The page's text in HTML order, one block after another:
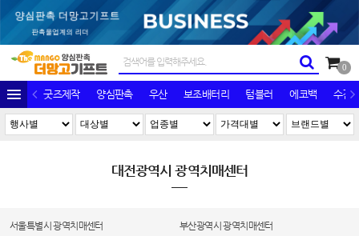
0
굿즈제작 양심판촉 우산 보조배터리 텀블러 에코백 수건/
대전광역시 광역치매센터
서울특별시 광역치매센터
부산광역시 광역치매센터